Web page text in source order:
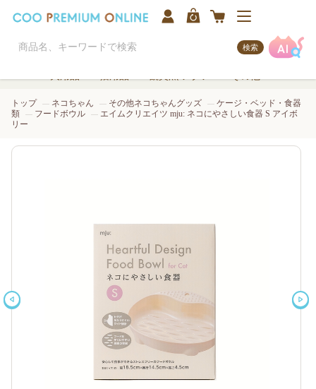
検索
トップ ネコちゃん その他ネコちゃんグッズ
ケージ・ベッド・食器
類
フードボウル
エイムクリエイツ mju: ネコにやさしい食器 S アイボ
リー